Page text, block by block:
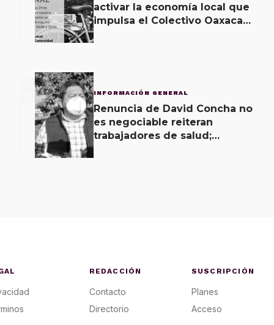
activar la economía local que
impulsa el Colectivo Oaxaca
3 INFORMACIÓN GENERAL
Renuncia de David Concha no
es negociable reiteran
trabajadores de salud;
REDACCIÓN
Contacto
Directorio
SUSCRIPCIÓN
Planes
Acceso